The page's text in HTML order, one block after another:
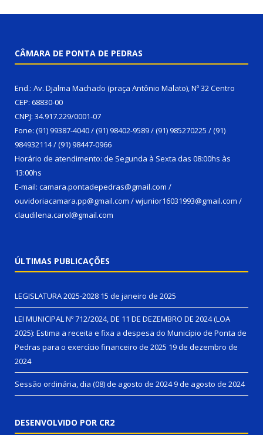
CÂMARA DE PONTA DE PEDRAS
End.: Av. Djalma Machado (praça Antônio Malato), Nº 32 Centro
CEP: 68830-00
CNPJ: 34.917.229/0001-07
Fone: (91) 99387-4040 / (91) 98402-9589 / (91) 985270225 / (91)
984932114 / (91) 98447-0966
Horário de atendimento: de Segunda à Sexta das 08:00hs às
13:00hs
E-mail: camara.pontadepedras@gmail.com /
ouvidoriacamara.pp@gmail.com / wjunior16031993@gmail.com /
claudilena.carol@gmail.com
ÚLTIMAS PUBLICAÇÕES
LEGISLATURA 2025-2028 15 de janeiro de 2025
LEI MUNICIPAL Nº 712/2024, DE 11 DE DEZEMBRO DE 2024 (LOA
2025): Estima a receita e fixa a despesa do Município de Ponta de
Pedras para o exercício financeiro de 2025 19 de dezembro de
2024
Sessão ordinária, dia (08) de agosto de 20249 de agosto de 2024
DESENVOLVIDO POR CR2